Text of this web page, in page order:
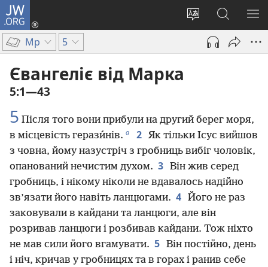
JW.ORG
Змінити
мову
сайту
Увійти
(відкривається
новому
Пошук
на
сайті
Мр 5
Євангеліє від Марка
5:1—43
5 Після того вони прибули на другий берег моря,
в місцевість герази́нів. а 2 Як тільки Ісус вийшов
з човна, йому назустріч з гробниць вибіг чоловік,
опанований нечистим духом. 3 Він жив серед
гробниць, і нікому ніколи не вдавалось надійно
зв’язати його навіть ланцюгами. 4 Його не раз
заковували в кайдани та ланцюги, але він
розривав ланцюги і розбивав кайдани. Тож ніхто
не мав сили його вгамувати. 5 Він постійно, день
і ніч, кричав у гробницях та в горах і ранив себе